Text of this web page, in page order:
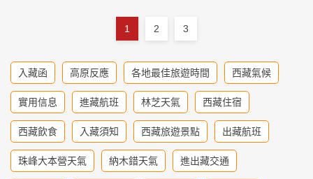
1 2 3
入藏函 高原反應 各地最佳旅遊時間 西藏氣候
實用信息 進藏航班 林芝天氣 西藏住宿
西藏飲食 入藏須知 西藏旅遊景點 出藏航班
珠峰大本營天氣 納木錯天氣 進出藏交通